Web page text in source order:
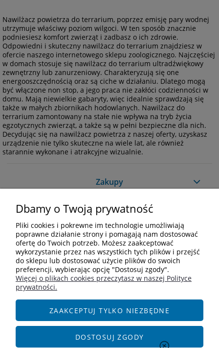
Nawilżacz powietrza do terrarium, poprzez emisję pary wodnej
utrzymuje właściwy poziom wilgoci. W ten sposób znacznie
podniesiesz komfort zwierząt i zadbasz o ich zdrowie.
Odpowiedni i skuteczny nawilżacz do terrarium znajdziesz w
ofercie naszego internetowego sklepu zoologicznego. Najczęściej
w domach stosuje się nawilżacz do terrarium ultradźwiękowy
zewnętrzny lub zanurzeniowy. Charakteryzują się one
energooszczędnością oraz są ciche w działaniu. Dlatego mogą
być włączone non stop, a jego praca nie zakłóci codzienności w
domu. Mają niewielkie gabaryty, więc idealnie sprawdzają się
także w małych zbiornikach hodowlanych. Nawilżacz do
terrarium zamontowany na stałe nie wpływa na tryb życia
egzotycznych zwierząt, a także są w pełni bezpieczne dla nich.
Decydując się na nawilżacz powietrza z naszej oferty, uzyskasz
urządzenie nie tylko skuteczne na wiele lat, ale również
starannie wykonane i atrakcyjne wizualnie.
Zakupy
Pomoc
Moje konto
Informacje
Kontakt
ul. Czereśniowa 18
Dbamy o Twoją prywatność
Pliki cookies i pokrewne im technologie umożliwiają
poprawne działanie strony i pomagają nam dostosować
ofertę do Twoich potrzeb. Możesz zaakceptować
wykorzystanie przez nas wszystkich tych plików i przejść
do sklepu lub dostosować użycie plików do swoich
preferencji, wybierając opcję "Dostosuj zgody".
Więcej o plikach cookies przeczytasz w naszej Polityce
prywatności.
ZAAKCEPTUJ TYLKO NIEZBĘDNE
DOSTOSUJ ZGODY